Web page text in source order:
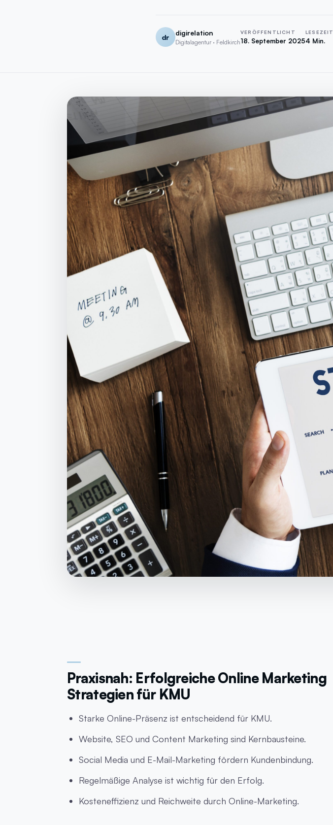
dr
digirelation
Digitalagentur · Feldkirch
VERÖFFENTLICHT
18. September 2025
LESEZEIT
4 Min.
Praxisnah: Erfolgreiche Online Marketing
Strategien für KMU
Starke Online-Präsenz ist entscheidend für KMU.
Website, SEO und Content Marketing sind Kernbausteine.
Social Media und E-Mail-Marketing fördern Kundenbindung.
Regelmäßige Analyse ist wichtig für den Erfolg.
Kosteneffizienz und Reichweite durch Online-Marketing.